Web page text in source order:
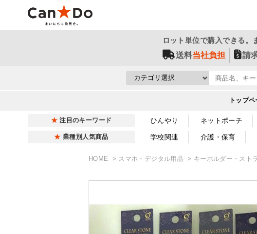
ロット単位で購入できる。
送料当社負担 請
トップ
注目のキーワード ひんやり ネットポーチ
業種別人気商品 学校関連 介護・保育
HOME スマホ・デジタル用品 キーホルダー・スト